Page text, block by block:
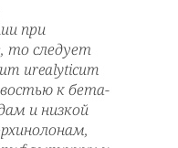
при
то следует
urealyticum
к бета-
и низкой